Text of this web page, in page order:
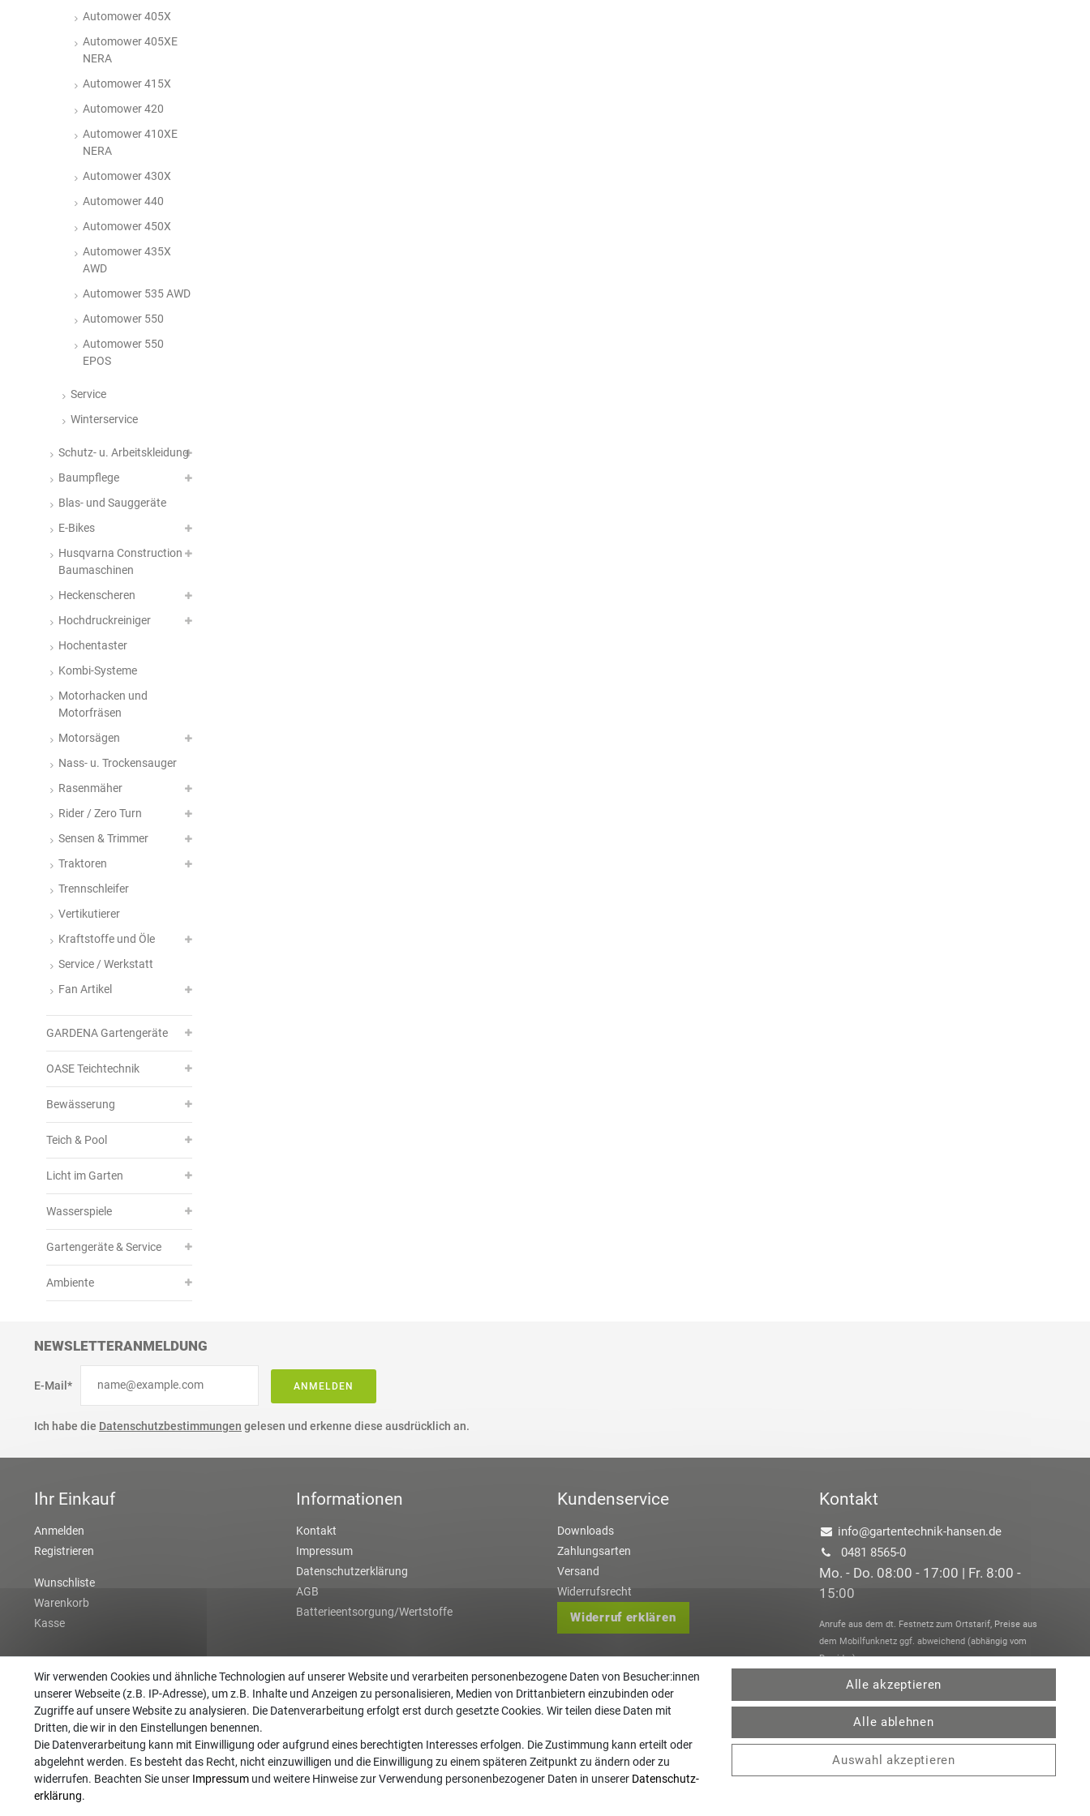
Automower 405X
Automower 405XE
NERA
Automower 415X
Automower 420
Automower 410XE
NERA
Automower 430X
Automower 440
Automower 450X
Automower 435X
AWD
Automower 535 AWD
Automower 550
Automower 550
EPOS
Service
Winterservice
Schutz- u. Arbeitskleidung
Baumpflege
Blas- und Sauggeräte
E-Bikes
Husqvarna Construction
Baumaschinen
Heckenscheren
Hochdruckreiniger
Hochentaster
Kombi-Systeme
Motorhacken und
Motorfräsen
Motorsägen
Nass- u. Trockensauger
Rasenmäher
Rider / Zero Turn
Sensen & Trimmer
Traktoren
Trennschleifer
Vertikutierer
Kraftstoffe und Öle
Service / Werkstatt
Fan Artikel
GARDENA Gartengeräte
OASE Teichtechnik
Bewässerung
Teich & Pool
Licht im Garten
Wasserspiele
Gartengeräte & Service
Ambiente
NEWSLETTERANMELDUNG
E-Mail* ANMELDEN
Ich habe die Datenschutzbestimmungen gelesen und erkenne diese ausdrücklich an.
Ihr Einkauf
Anmelden
Registrieren
Wunschliste
Warenkorb
Kasse
Informationen
Kontakt
Impressum
Datenschutzerklärung
AGB
Batterieentsorgung/Wertstoffe
Kundenservice
Downloads
Zahlungsarten
Versand
Widerrufsrecht
Widerruf erklären
Kontakt
info@gartentechnik-hansen.de
0481 8565-0
Mo. - Do. 08:00 - 17:00 | Fr. 8:00 -
15:00
Anrufe aus dem dt. Festnetz zum Ortstarif, Preise aus
dem Mobilfunknetz ggf. abweichend (abhängig vom
Provider).
Wir verwenden Cookies und ähnliche Technologien auf unserer Website und verarbeiten personenbezogene Daten von Besucher:innen
unserer Webseite (z.B. IP-Adresse), um z.B. Inhalte und Anzeigen zu personalisieren, Medien von Drittanbietern einzubinden oder
Zugriffe auf unsere Website zu analysieren. Die Datenverarbeitung erfolgt erst durch gesetzte Cookies. Wir teilen diese Daten mit
Dritten, die wir in den Einstellungen benennen.
Die Datenverarbeitung kann mit Einwilligung oder aufgrund eines berechtigten Interesses erfolgen. Die Zustimmung kann erteilt oder
abgelehnt werden. Es besteht das Recht, nicht einzuwilligen und die Einwilligung zu einem späteren Zeitpunkt zu ändern oder zu
widerrufen. Beachten Sie unser Impressum und weitere Hinweise zur Verwendung personenbezogener Daten in unserer Daten­schutz­
erklärung.
Alle akzeptieren
Alle ablehnen
Auswahl akzeptieren